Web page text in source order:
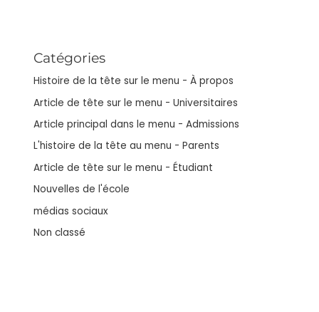
Catégories
Histoire de la tête sur le menu - À propos
Article de tête sur le menu - Universitaires
Article principal dans le menu - Admissions
L'histoire de la tête au menu - Parents
Article de tête sur le menu - Étudiant
Nouvelles de l'école
médias sociaux
Non classé